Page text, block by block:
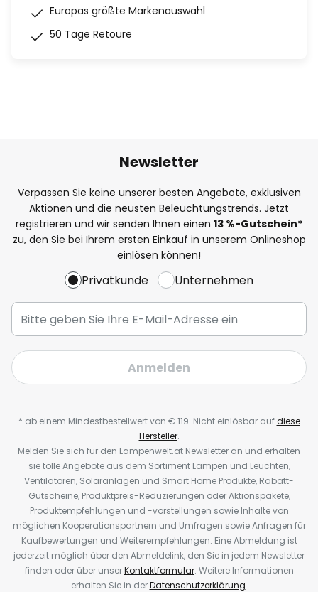
Europas größte Markenauswahl
50 Tage Retoure
Newsletter
Verpassen Sie keine unserer besten Angebote, exklusiven
Aktionen und die neusten Beleuchtungstrends. Jetzt
registrieren und wir senden Ihnen einen 13 %-Gutschein*
zu, den Sie bei Ihrem ersten Einkauf in unserem Onlineshop
einlösen können!
Privatkunde Unternehmen
Anmelden
* ab einem Mindestbestellwert von € 119. Nicht einlösbar aufdiese
Hersteller.
Melden Sie sich für den Lampenwelt.at Newsletter an und erhalten
sie tolle Angebote aus dem Sortiment Lampen und Leuchten,
Ventilatoren, Solaranlagen und Smart Home Produkte, Rabatt-
Gutscheine, Produktpreis-Reduzierungen oder Aktionspakete,
Produktempfehlungen und -vorstellungen sowie Inhalte von
möglichen Kooperationspartnern und Umfragen sowie Anfragen für
Kaufbewertungen und Weiterempfehlungen. Eine Abmeldung ist
jederzeit möglich über den Abmeldelink, den Sie in jedem Newsletter
finden oder über unserKontaktformular. Weitere Informationen
erhalten Sie in derDatenschutzerklärung.